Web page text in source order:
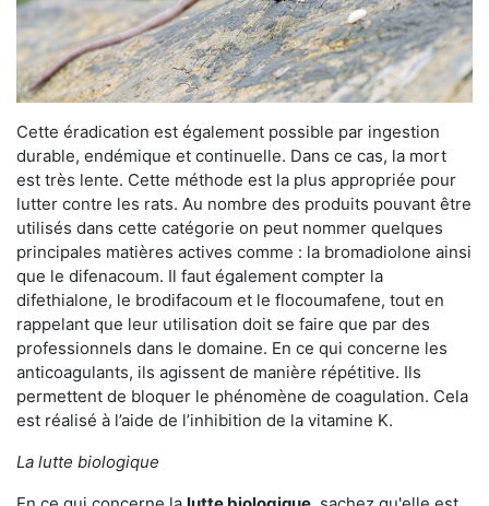
Cette éradication est également possible par ingestion
durable, endémique et continuelle. Dans ce cas, la mort
est très lente. Cette méthode est la plus appropriée pour
lutter contre les rats. Au nombre des produits pouvant être
utilisés dans cette catégorie on peut nommer quelques
principales matières actives comme : la bromadiolone ainsi
que le difenacoum. Il faut également compter la
difethialone, le brodifacoum et le flocoumafene, tout en
rappelant que leur utilisation doit se faire que par des
professionnels dans le domaine. En ce qui concerne les
anticoagulants, ils agissent de manière répétitive. Ils
permettent de bloquer le phénomène de coagulation. Cela
est réalisé à l’aide de l’inhibition de la vitamine K.
La lutte biologique